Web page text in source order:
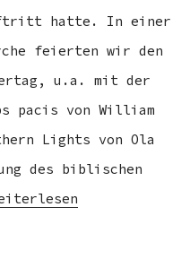
hatte. In einer
feierten wir den
u.a. mit der
pacis von William
Lights von Ola
des biblischen